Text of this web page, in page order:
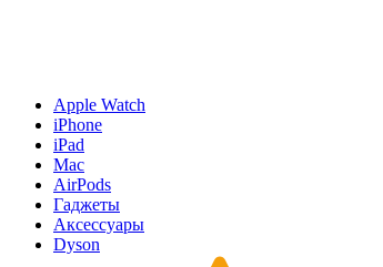
Apple Watch
iPhone
iPad
Mac
AirPods
Гаджеты
Аксессуары
Dyson